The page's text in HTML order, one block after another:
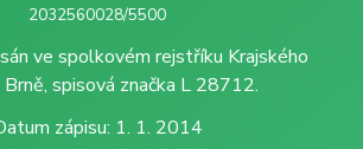
2032560028/5500
ve spolkovém rejstříku Krajského
spisová značka L 28712.
zápisu: 1. 1. 2014